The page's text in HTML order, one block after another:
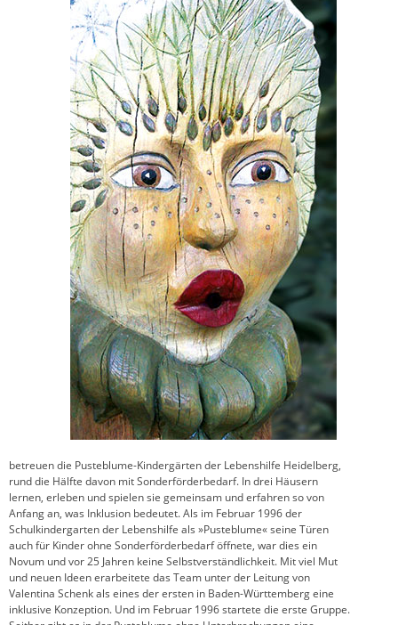
betreuen die Pusteblume-Kindergärten der Lebenshilfe Heidelberg,
rund die Hälfte davon mit Sonderförderbedarf. In drei Häusern
lernen, erleben und spielen sie gemeinsam und erfahren so von
Anfang an, was Inklusion bedeutet. Als im Februar 1996 der
Schulkindergarten der Lebenshilfe als »Pusteblume« seine Türen
auch für Kinder ohne Sonderförderbedarf öffnete, war dies ein
Novum und vor 25 Jahren keine Selbstverständlichkeit. Mit viel Mut
und neuen Ideen erarbeitete das Team unter der Leitung von
Valentina Schenk als eines der ersten in Baden-Württemberg eine
inklusive Konzeption. Und im Februar 1996 startete die erste Gruppe.